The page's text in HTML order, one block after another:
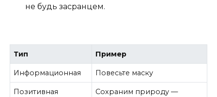
не будь засранцем.
Тип Пример
Информационная Повесьте маску
Позитивная
Сохраним природу —